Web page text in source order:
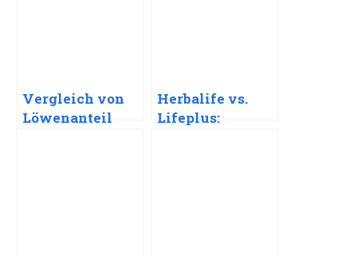
Vergleich von
Löwenanteil
Herbalife vs.
Lifeplus: